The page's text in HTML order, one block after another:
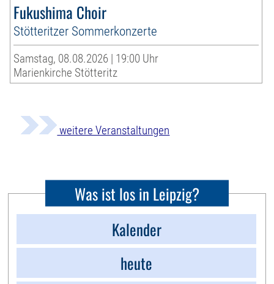
Fukushima Choir
Stötteritzer Sommerkonzerte
Samstag, 08.08.2026 | 19:00 Uhr
Marienkirche Stötteritz
weitere Veranstaltungen
Was ist los in Leipzig?
Kalender
heute